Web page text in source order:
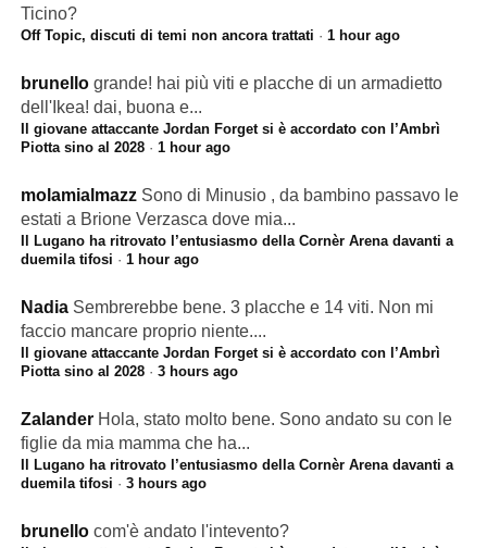
Ticino?
Off Topic, discuti di temi non ancora trattati · 1 hour ago
brunello grande! hai più viti e placche di un armadietto
dell'Ikea! dai, buona e...
Il giovane attaccante Jordan Forget si è accordato con l’Ambrì
Piotta sino al 2028· 1 hour ago
molamialmazz Sono di Minusio , da bambino passavo le
estati a Brione Verzasca dove mia...
Il Lugano ha ritrovato l’entusiasmo della Cornèr Arena davanti a
duemila tifosi · 1 hour ago
Nadia Sembrerebbe bene. 3 placche e 14 viti. Non mi
faccio mancare proprio niente....
Il giovane attaccante Jordan Forget si è accordato con l’Ambrì
Piotta sino al 2028· 3 hours ago
Zalander Hola, stato molto bene. Sono andato su con le
figlie da mia mamma che ha...
Il Lugano ha ritrovato l’entusiasmo della Cornèr Arena davanti a
duemila tifosi · 3 hours ago
brunello com'è andato l'intevento?